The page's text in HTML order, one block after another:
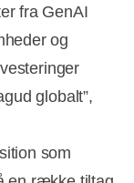
fra GenAI
og
globalt”,
som